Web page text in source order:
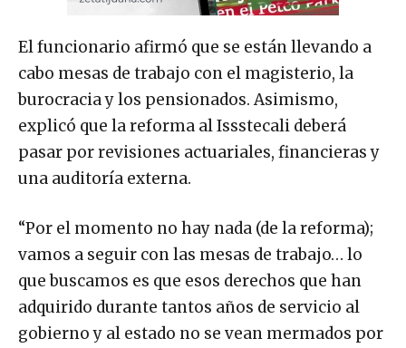
El funcionario afirmó que se están llevando a
cabo mesas de trabajo con el magisterio, la
burocracia y los pensionados. Asimismo,
explicó que la reforma al Issstecali deberá
pasar por revisiones actuariales, financieras y
una auditoría externa.
“Por el momento no hay nada (de la reforma);
vamos a seguir con las mesas de trabajo… lo
que buscamos es que esos derechos que han
adquirido durante tantos años de servicio al
gobierno y al estado no se vean mermados por